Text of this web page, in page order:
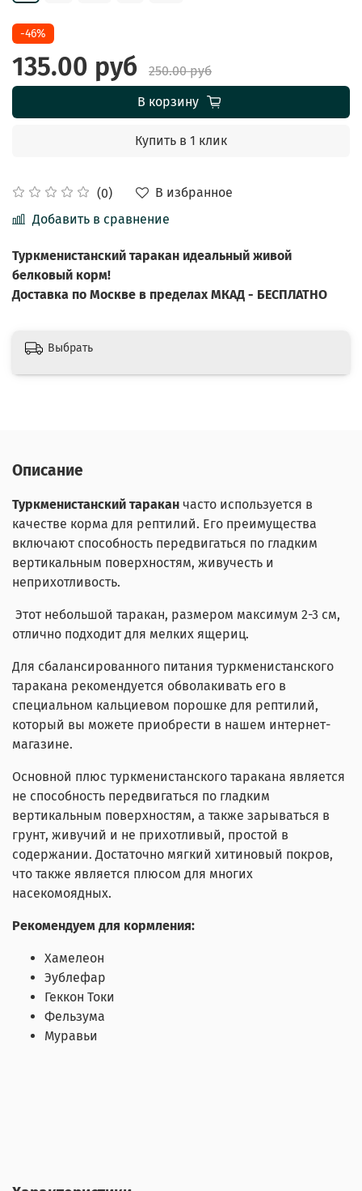
(0)
В избранное
Добавить в сравнение
-46%
135.00 руб
250.00 руб
В корзину
Купить в 1 клик
Туркменистанский таракан идеальный живой
белковый корм!
Доставка по Москве в пределах МКАД - БЕСПЛАТНО
Выбрать
Описание
Туркменистанский таракан часто используется в
качестве корма для рептилий. Его преимущества
включают способность передвигаться по гладким
вертикальным поверхностям, живучесть и
неприхотливость.
Этот небольшой таракан, размером максимум 2-3 см,
отлично подходит для мелких ящериц.
Для сбалансированного питания туркменистанского
таракана рекомендуется обволакивать его в
специальном кальциевом порошке для рептилий,
который вы можете приобрести в нашем интернет-
магазине.
Основной плюс туркменистанского таракана является
не способность передвигаться по гладким
вертикальным поверхностям, а также зарываться в
грунт, живучий и не прихотливый, простой в
содержании. Достаточно мягкий хитиновый покров,
что также является плюсом для многих
насекомоядных.
Рекомендуем для кормления:
Хамелеон
Эублефар
Геккон Токи
Фельзума
Муравьи